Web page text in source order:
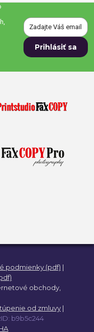
podmienky (pdf) |
obchody,
od zmluvy |
b9b5c244